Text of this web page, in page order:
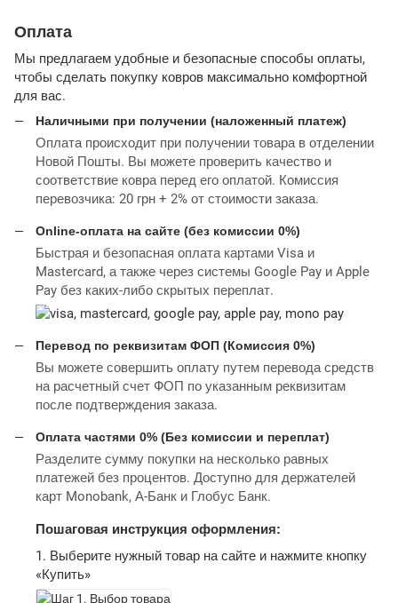
Оплата
Мы предлагаем удобные и безопасные способы оплаты,
чтобы сделать покупку ковров максимально комфортной
для вас.
Наличными при получении (наложенный платеж)
Оплата происходит при получении товара в отделении
Новой Пошты. Вы можете проверить качество и
соответствие ковра перед его оплатой. Комиссия
перевозчика: 20 грн + 2% от стоимости заказа.
Online-оплата на сайте (без комиссии 0%)
Быстрая и безопасная оплата картами Visa и
Mastercard, а также через системы Google Pay и Apple
Pay без каких-либо скрытых переплат.
Перевод по реквизитам ФОП (Комиссия 0%)
Вы можете совершить оплату путем перевода средств
на расчетный счет ФОП по указанным реквизитам
после подтверждения заказа.
Оплата частями 0% (Без комиссии и переплат)
Разделите сумму покупки на несколько равных
платежей без процентов. Доступно для держателей
карт Monobank, А-Банк и Глобус Банк.
Пошаговая инструкция оформления:
1. Выберите нужный товар на сайте и нажмите кнопку
«Купить»